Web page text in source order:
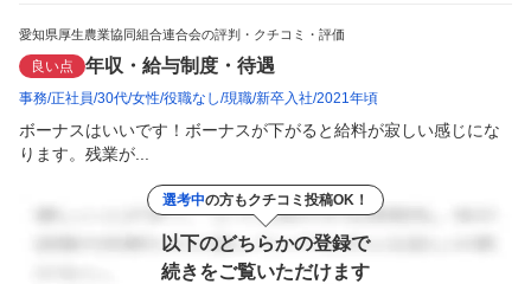
愛知県厚生農業協同組合連合会の評判・クチコミ・評価
良い点 年収・給与制度・待遇
事務 正社員 30代 女性 役職なし 現職 新卒入社 2021年頃
ボーナスはいいです！ボーナスが下がると給料が寂しい感じにな
ります。残業が...
選考中の方もクチコミ投稿OK！
以下のどちらかの登録で
続きをご覧いただけます